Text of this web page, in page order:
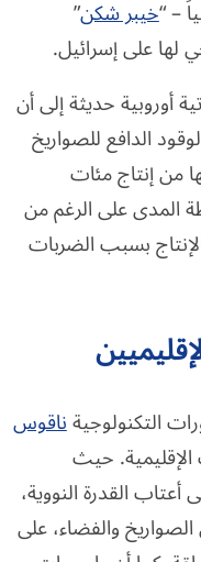
– “خيبر شكن”
على إسرائيل.
أوروبية حديثة إلى أن
الدافع للصواريخ
من إنتاج مئات
المدى على الرغم من
بسبب الضربات
التكنولوجيةناقوس
حيث
أعتاب القدرة النووية،
والفضاء، على